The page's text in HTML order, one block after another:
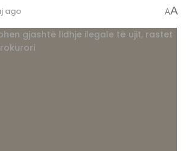
ago AA